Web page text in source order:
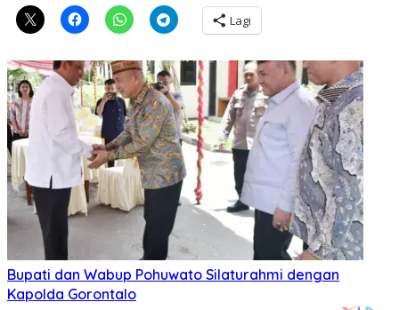
Lagi
Bupati dan Wabup Pohuwato Silaturahmi dengan
Kapolda Gorontalo